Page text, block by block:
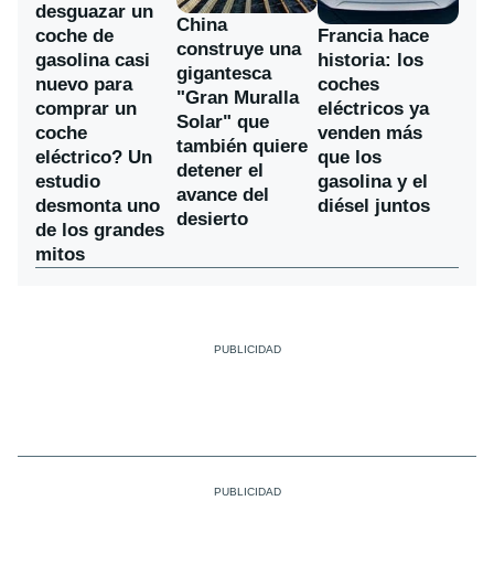
desguazar un
coche de
gasolina casi
nuevo para
comprar un
coche
eléctrico? Un
estudio
desmonta uno
de los grandes
mitos
China
construye una
gigantesca
"Gran Muralla
Solar" que
también quiere
detener el
avance del
desierto
Francia hace
historia: los
coches
eléctricos ya
venden más
que los
gasolina y el
diésel juntos